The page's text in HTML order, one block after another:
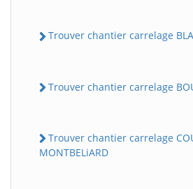
Trouver chantier carrelage
Trouver chantier carrelage
Trouver chantier carrelage
MONTBELiARD